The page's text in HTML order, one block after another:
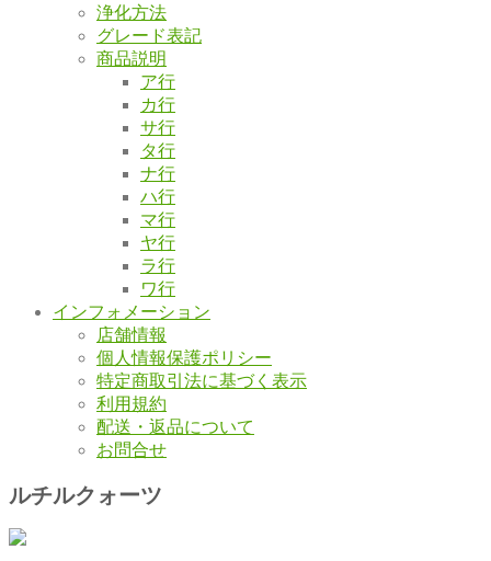
浄化方法
グレード表記
商品説明
ア行
カ行
サ行
タ行
ナ行
ハ行
マ行
ヤ行
ラ行
ワ行
インフォメーション
店舗情報
個人情報保護ポリシー
特定商取引法に基づく表示
利用規約
配送・返品について
お問合せ
ルチルクォーツ